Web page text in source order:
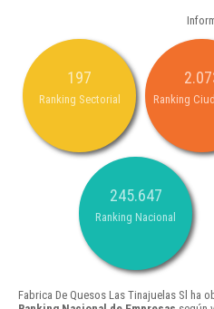
197
Ranking Sectorial Ranking
245.647
Ranking Nacional
Fabrica De Quesos Las Tinajuelas Sl ha